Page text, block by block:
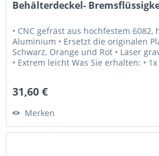
Behälterdeckel-
• CNC gefräst aus hochfestem
Aluminium • Ersetzt die originalen
Schwarz, Orange und Rot • Laser
• Extrem leicht Was Sie erhalten: •
31,60 €
Merken